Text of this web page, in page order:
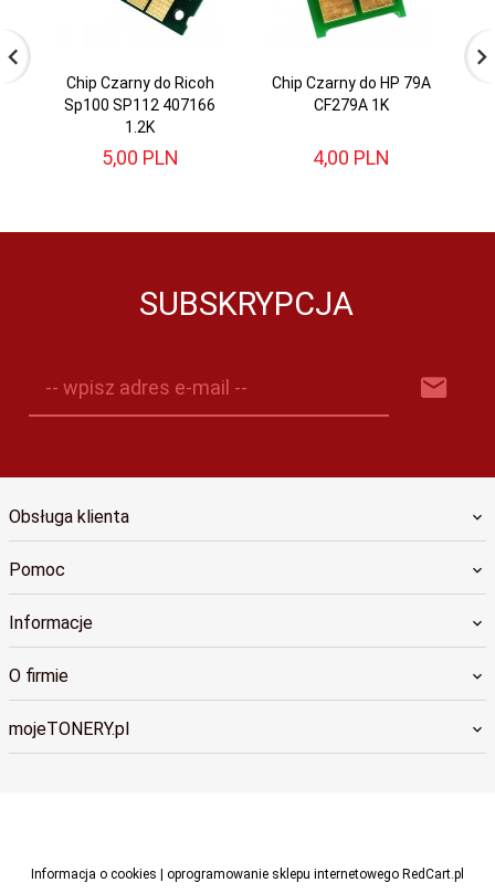
Chip Czarny do Ricoh
Sp100 SP112 407166
1.2K
5,00 PLN
Chip Czarny do HP 79A
CF279A 1K
4,00 PLN
SUBSKRYPCJA
-- wpisz adres e-mail --
Obsługa klienta
Pomoc
Informacje
O firmie
mojeTONERY.pl
Informacja o cookies oprogramowanie sklepu internetowego RedCart.pl